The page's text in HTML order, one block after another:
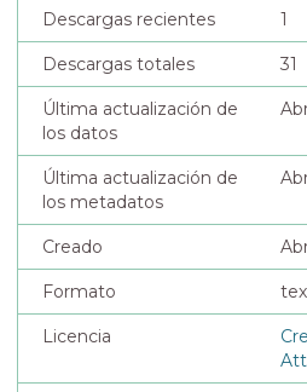
Descargas recientes 1
Descargas totales 31
Última actualización de
los datos
Última actualización de
los metadatos
Creado
Formato
Licencia